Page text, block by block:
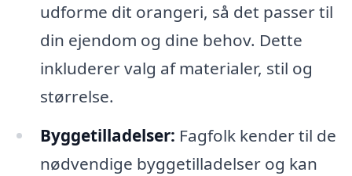
udforme dit orangeri, så det passer til
din ejendom og dine behov. Dette
inkluderer valg af materialer, stil og
størrelse.
Byggetilladelser: Fagfolk kender til de
nødvendige byggetilladelser og kan